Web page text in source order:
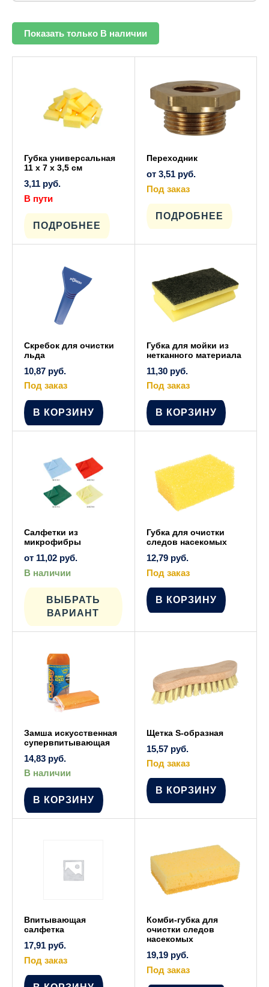
Показать только В наличии
Губка универсальная
11 х 7 х 3,5 см
3,11 руб.
В пути
ПОДРОБНЕЕ
Переходник
от 3,51 руб.
Под заказ
ПОДРОБНЕЕ
несколько
товара.
Скребок для очистки
льда
10,87 руб.
Под заказ
В КОРЗИНУ
Губка для мойки из
нетканного материала
11,30 руб.
Под заказ
В КОРЗИНУ
Салфетки из
микрофибры
от 11,02 руб.
В наличии
ВЫБРАТЬ
ВАРИАНТ
имеет
несколько
вариаций.
можно
Губка для очистки
следов насекомых
12,79 руб.
Под заказ
В КОРЗИНУ
Замша искусственная
супервпитывающая
14,83 руб.
В наличии
В КОРЗИНУ
Щетка S-образная
15,57 руб.
Под заказ
В КОРЗИНУ
Впитывающая
салфетка
17,91 руб.
Под заказ
Комби-губка для
очистки следов
насекомых
19,19 руб.
Под заказ